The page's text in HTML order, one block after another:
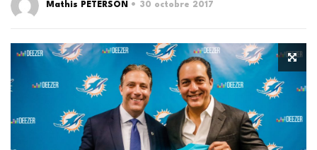
Mathis PETERSON 30 octobre 2017